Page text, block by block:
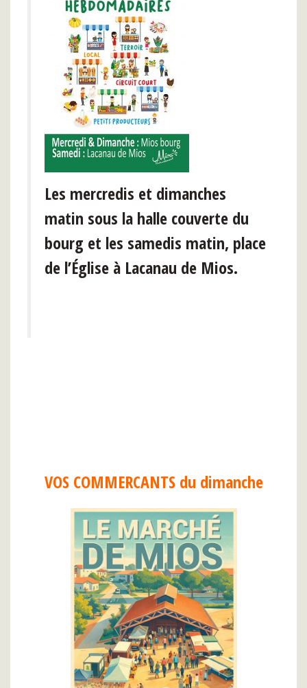
Les mercredis et dimanches
matin sous la halle couverte du
bourg et les samedis matin, place
de l’Église à Lacanau de Mios.
VOS COMMERCANTS du dimanche